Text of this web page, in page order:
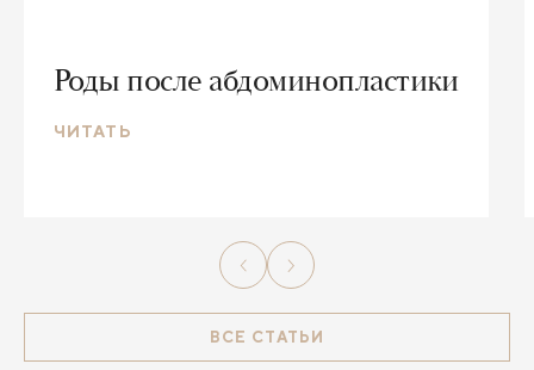
Роды после абдоминопластики
ЧИТАТЬ
ВСЕ СТАТЬИ